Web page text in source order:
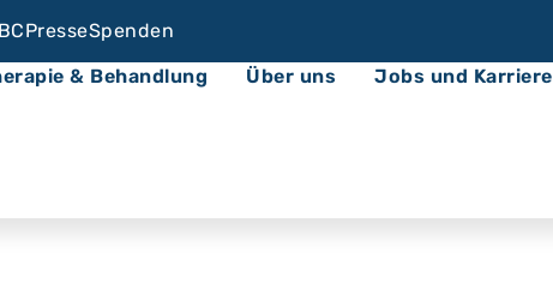
PresseSpenden
& Behandlung Über uns Jobs und Karriere